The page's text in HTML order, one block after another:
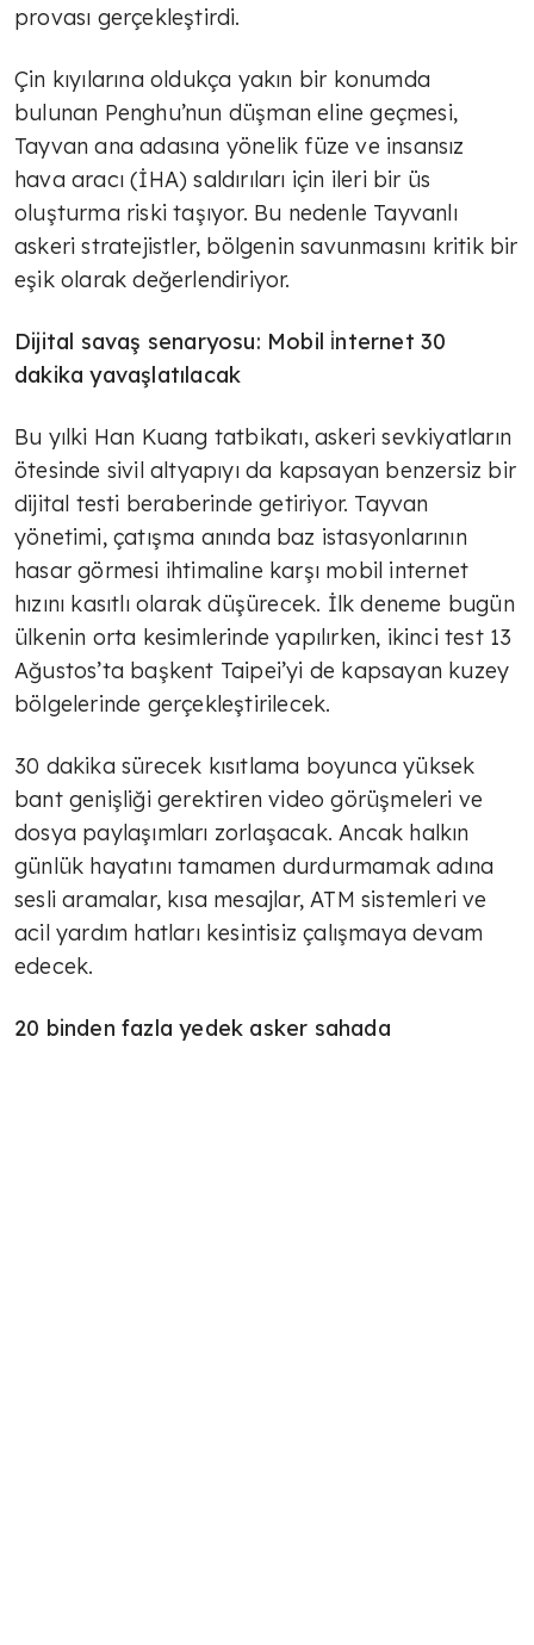
provası gerçekleştirdi.
Çin kıyılarına oldukça yakın bir konumda
bulunan Penghu’nun düşman eline geçmesi,
Tayvan ana adasına yönelik füze ve insansız
hava aracı (İHA) saldırıları için ileri bir üs
oluşturma riski taşıyor. Bu nedenle Tayvanlı
askeri stratejistler, bölgenin savunmasını kritik bir
eşik olarak değerlendiriyor.
Dijital savaş senaryosu: Mobil i̇nternet 30
dakika yavaşlatılacak
Bu yılki Han Kuang tatbikatı, askeri sevkiyatların
ötesinde sivil altyapıyı da kapsayan benzersiz bir
dijital testi beraberinde getiriyor. Tayvan
yönetimi, çatışma anında baz istasyonlarının
hasar görmesi ihtimaline karşı mobil internet
hızını kasıtlı olarak düşürecek. İlk deneme bugün
ülkenin orta kesimlerinde yapılırken, ikinci test 13
Ağustos’ta başkent Taipei’yi de kapsayan kuzey
bölgelerinde gerçekleştirilecek.
30 dakika sürecek kısıtlama boyunca yüksek
bant genişliği gerektiren video görüşmeleri ve
dosya paylaşımları zorlaşacak. Ancak halkın
günlük hayatını tamamen durdurmamak adına
sesli aramalar, kısa mesajlar, ATM sistemleri ve
acil yardım hatları kesintisiz çalışmaya devam
edecek.
20 binden fazla yedek asker sahada